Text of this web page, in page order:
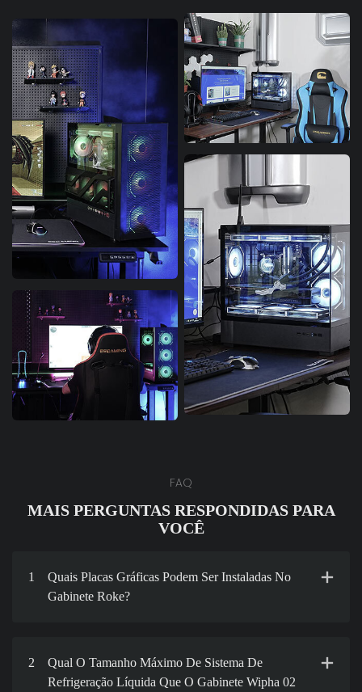
FAQ
MAIS PERGUNTAS RESPONDIDAS PARA
VOCÊ
1
Quais Placas Gráficas Podem Ser Instaladas No
Gabinete Roke?
2
Qual O Tamanho Máximo De Sistema De
Refrigeração Líquida Que O Gabinete Wipha 02